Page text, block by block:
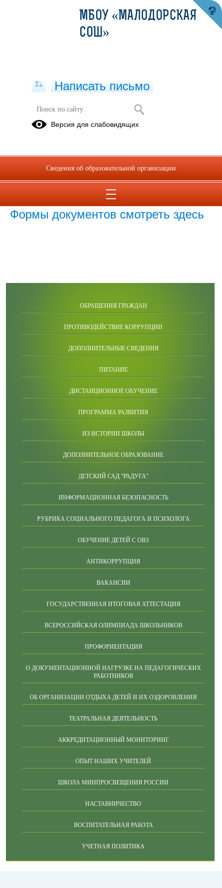
Формы документов, связанных с
противодействием коррупции, для
Формы документов смотреть здесь
ОБРАЩЕНИЯ ГРАЖДАН
ПРОТИВОДЕЙСТВИЕ КОРРУПЦИИ
ДОПОЛНИТЕЛЬНЫЕ СВЕДЕНИЯ
ПИТАНИЕ
ДИСТАНЦИОННОЕ ОБУЧЕНИЕ
ПРОГРАММА РАЗВИТИЯ
ИЗ ИСТОРИИ ШКОЛЫ
ДОПОЛНИТЕЛЬНОЕ ОБРАЗОВАНИЕ
ДЕТСКИЙ САД "РАДУГА"
ИНФОРМАЦИОННАЯ БЕЗОПАСНОСТЬ
РУБРИКА СОЦИАЛЬНОГО ПЕДАГОГА И ПСИХОЛОГА
ОБУЧЕНИЕ ДЕТЕЙ С ОВЗ
АНТИКОРРУПЦИЯ
ВАКАНСИИ
ГОСУДАРСТВЕННАЯ ИТОГОВАЯ АТТЕСТАЦИЯ
ВСЕРОССИЙСКАЯ ОЛИМПИАДА ШКОЛЬНИКОВ
ПРОФОРИЕНТАЦИЯ
О ДОКУМЕНТАЦИОННОЙ НАГРУЗКЕ НА ПЕДАГОГИЧЕСКИХ
РАБОТНИКОВ
ОБ ОРГАНИЗАЦИИ ОТДЫХА ДЕТЕЙ И ИХ ОЗДОРОВЛЕНИЯ
ТЕАТРАЛЬНАЯ ДЕЯТЕЛЬНОСТЬ
АККРЕДИТАЦИОННЫЙ МОНИТОРИНГ
ОПЫТ НАШИХ УЧИТЕЛЕЙ
ШКОЛА МИНПРОСВЕЩЕНИЯ РОССИИ
НАСТАВНИЧЕСТВО
ВОСПИТАТЕЛЬНАЯ РАБОТА
УЧЕТНАЯ ПОЛИТИКА
МБОУ «МАЛОДОРСКАЯ
СОШ»
Написать письмо
Версия для слабовидящих
Сведения об образовательной организации